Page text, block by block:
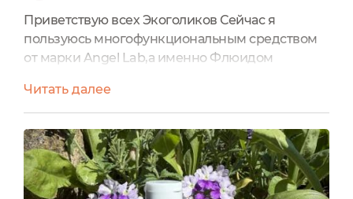
Приветствую всех Экоголиков Сейчас я
пользуюсь многофункциональным средством
от марки Angel Lab,а именно Флюидом
красивой и здоровой! Флюид
"Апельсин нежный"
питает,тонизирует,увлажняет кожу благодаря
натуральному составу Состав
полностью безопасный,это подтверждает
проверка на портале,хоть один...
Читать далее